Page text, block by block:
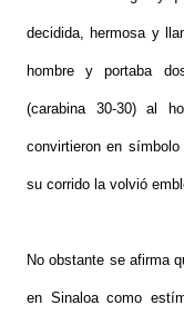
decidida, hermosa y
hombre y portaba
(carabina 30-30) al
convirtieron en
su corrido la volvió
No obstante se afirma
en Sinaloa como